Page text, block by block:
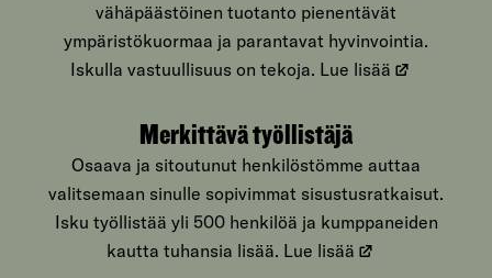
vähäpäästöinen tuotanto pienentävät
ympäristökuormaa ja parantavat hyvinvointia.
Iskulla vastuullisuus on tekoja. Lue lisää
Merkittävä työllistäjä
Osaava ja sitoutunut henkilöstömme auttaa
valitsemaan sinulle sopivimmat sisustusratkaisut.
Isku työllistää yli 500 henkilöä ja kumppaneiden
kautta tuhansia lisää. Lue lisää